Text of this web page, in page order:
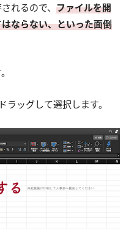
れるので、 ファイルを開
ならない、といった面倒
ラッグして選択します。